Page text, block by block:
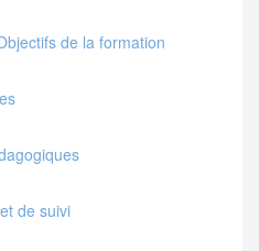
de la formation
de suivi